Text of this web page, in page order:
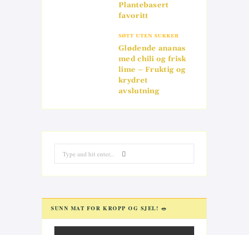
Plantebasert
favoritt
SØTT UTEN SUKKER
Glødende ananas
med chili og frisk
lime – Fruktig og
krydret
avslutning
for:
SUNN MAT FOR KROPP OG SJEL! 🥗